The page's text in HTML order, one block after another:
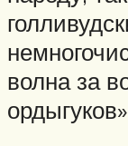
волна за